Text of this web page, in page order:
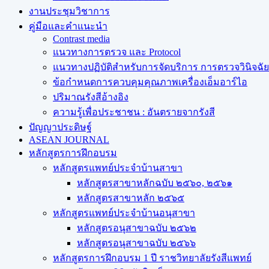
งานประชุมวิชาการ
คู่มือและคำแนะนำ
Contrast media
แนวทางการตรวจ และ Protocol
แนวทางปฏิบัติสำหรับการจัดบริการ การตรวจวินิจฉัย
ข้อกำหนดการควบคุมคุณภาพเครื่องเอ็มอาร์ไอ
ปริมาณรังสีอ้างอิง
ความรู้เพื่อประชาชน : อันตรายจากรังสี
ปัญญาประดิษฐ์
ASEAN JOURNAL
หลักสูตรการฝึกอบรม
หลักสูตรแพทย์ประจำบ้านสาขา
หลักสูตรสาขาหลักฉบับ ๒๕๖๐, ๒๕๖๑
หลักสูตรสาขาหลัก ๒๕๖๕
หลักสูตรแพทย์ประจำบ้านอนุสาขา
หลักสูตรอนุสาขาฉบับ ๒๕๖๒
หลักสูตรอนุสาขาฉบับ ๒๕๖๖
หลักสูตรการฝึกอบรม 1 ปี ราชวิทยาลัยรังสีแพทย์